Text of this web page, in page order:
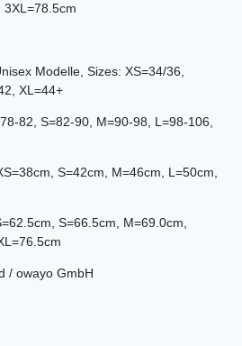
3XL=78.5cm
Modelle, Sizes: XS=34/36,
XL=44+
82, S=82-90, M=90-98, L=98-106,
S=42cm, M=46cm, L=50cm,
S=66.5cm, M=69.0cm,
/ owayo GmbH